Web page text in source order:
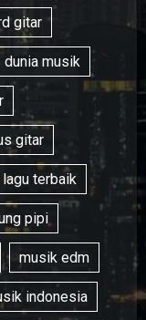
gitar
dunia musik
gitar
lagu terbaik
pipi
musik edm
indonesia